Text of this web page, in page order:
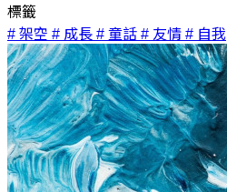
標籤
# 架空 # 成長 # 童話 # 友情 # 自我